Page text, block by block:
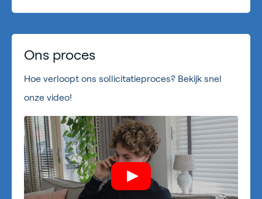
Ons proces
Hoe verloopt ons sollicitatieproces? Bekijk snel
onze video!